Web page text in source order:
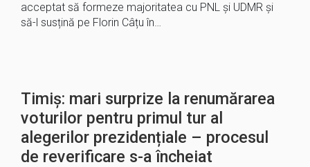
acceptat să formeze majoritatea cu PNL și UDMR și
să-l susțină pe Florin Câțu în…
Timiș: mari surprize la renumărarea
voturilor pentru primul tur al
alegerilor prezidențiale – procesul
de reverificare s-a încheiat